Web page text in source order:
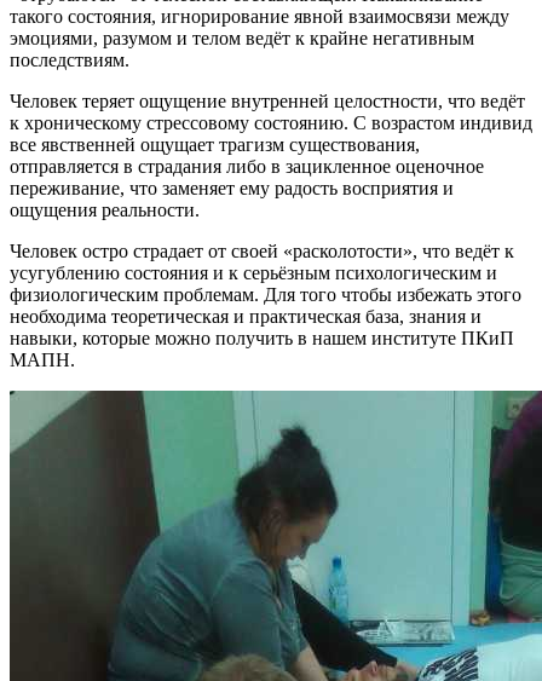
такого состояния, игнорирование явной взаимосвязи между
эмоциями, разумом и телом ведёт к крайне негативным
последствиям.
Человек теряет ощущение внутренней целостности, что ведёт
к хроническому стрессовому состоянию. С возрастом индивид
все явственней ощущает трагизм существования,
отправляется в страдания либо в зацикленное оценочное
переживание, что заменяет ему радость восприятия и
ощущения реальности.
Человек остро страдает от своей «расколотости», что ведёт к
усугублению состояния и к серьёзным психологическим и
физиологическим проблемам. Для того чтобы избежать этого
необходима теоретическая и практическая база, знания и
навыки, которые можно получить в нашем институте ПКиП
МАПН.